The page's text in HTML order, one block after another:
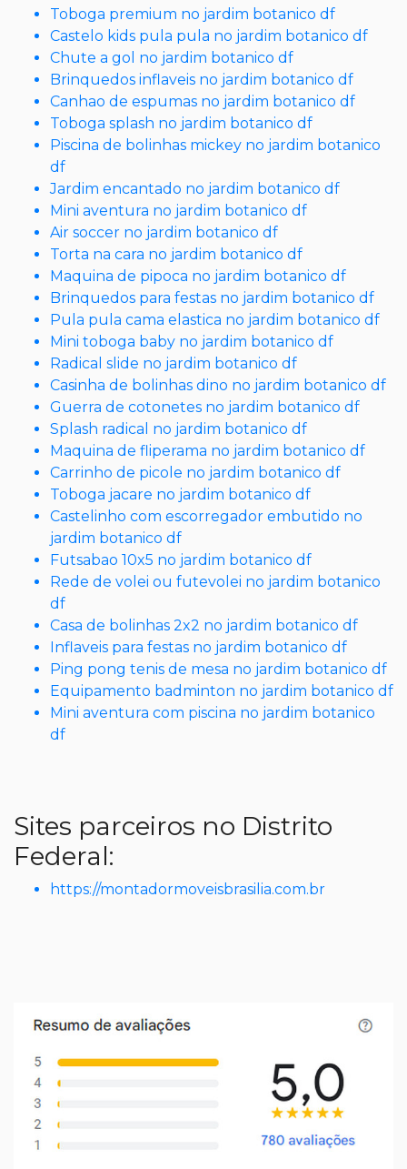
Toboga premium no jardim botanico df
Castelo kids pula pula no jardim botanico df
Chute a gol no jardim botanico df
Brinquedos inflaveis no jardim botanico df
Canhao de espumas no jardim botanico df
Toboga splash no jardim botanico df
Piscina de bolinhas mickey no jardim botanico
df
Jardim encantado no jardim botanico df
Mini aventura no jardim botanico df
Air soccer no jardim botanico df
Torta na cara no jardim botanico df
Maquina de pipoca no jardim botanico df
Brinquedos para festas no jardim botanico df
Pula pula cama elastica no jardim botanico df
Mini toboga baby no jardim botanico df
Radical slide no jardim botanico df
Casinha de bolinhas dino no jardim botanico df
Guerra de cotonetes no jardim botanico df
Splash radical no jardim botanico df
Maquina de fliperama no jardim botanico df
Carrinho de picole no jardim botanico df
Toboga jacare no jardim botanico df
Castelinho com escorregador embutido no
jardim botanico df
Futsabao 10x5 no jardim botanico df
Rede de volei ou futevolei no jardim botanico
df
Casa de bolinhas 2x2 no jardim botanico df
Inflaveis para festas no jardim botanico df
Ping pong tenis de mesa no jardim botanico df
Equipamento badminton no jardim botanico df
Mini aventura com piscina no jardim botanico
df
Sites parceiros no Distrito
Federal:
https://montadormoveisbrasilia.com.br